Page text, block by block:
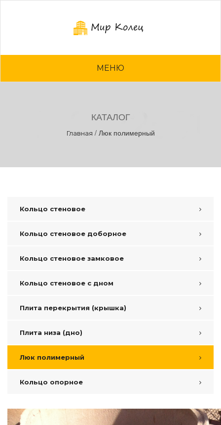
МЕНЮ
КАТАЛОГ
Главная / Люк полимерный
Кольцо стеновое
Кольцо стеновое доборное
Кольцо стеновое замковое
Кольцо стеновое с дном
Плита перекрытия (крышка)
Плита низа (дно)
Люк полимерный
Кольцо опорное